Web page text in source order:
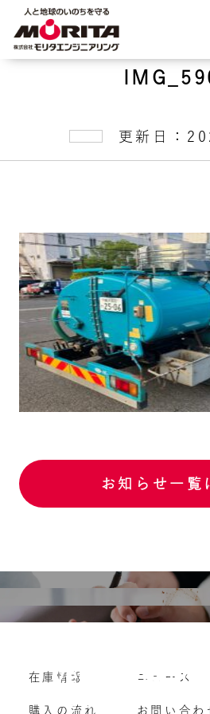
更新日：
お知らせ一覧
購入の流れ
よくいただくご質問
Vehicle
車両買い取り
在庫情報
購入の流れ
ニュース
お問い合わ